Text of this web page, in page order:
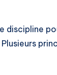
discipline